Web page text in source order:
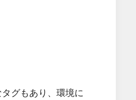
グもあり、環境に